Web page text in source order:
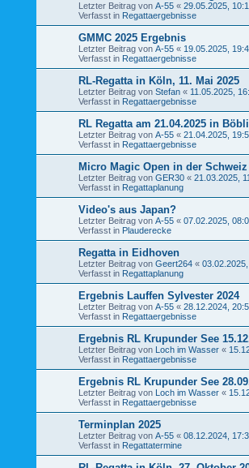
Letzter Beitrag von A-55 « 29.05.2025,
Verfasst in Regattaergebnisse
GMMC 2025 Ergebnis
Letzter Beitrag von A-55 « 19.05.2025,
Verfasst in Regattaergebnisse
RL-Regatta in Köln, 11. Mai 2025
Letzter Beitrag von Stefan « 11.05.2025,
Verfasst in Regattaergebnisse
RL Regatta am 21.04.2025 in
Letzter Beitrag von A-55 « 21.04.2025,
Verfasst in Regattaergebnisse
Micro Magic Open in der Schweiz
Letzter Beitrag von GER30 « 21.03.2025,
Verfasst in Regattaplanung
Video's aus Japan?
Letzter Beitrag von A-55 « 07.02.2025,
Verfasst in Plauderecke
Regatta in Eidhoven
Letzter Beitrag von Geert264 «
Verfasst in Regattaplanung
Ergebnis Lauffen Sylvester 2024
Letzter Beitrag von A-55 « 28.12.2024,
Verfasst in Regattaergebnisse
Ergebnis RL Krupunder See
Letzter Beitrag von Loch im Wasser «
Verfasst in Regattaergebnisse
Ergebnis RL Krupunder See
Letzter Beitrag von Loch im Wasser «
Verfasst in Regattaergebnisse
Terminplan 2025
Letzter Beitrag von A-55 « 08.12.2024,
Verfasst in Regattatermine